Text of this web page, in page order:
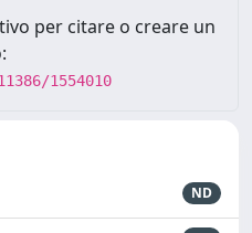
per citare o creare un
1554010
ND